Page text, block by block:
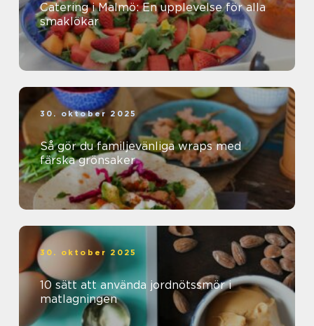
Catering i Malmö: En upplevelse för alla
smaklökar
30. oktober 2025
Så gör du familjevänliga wraps med
färska grönsaker
30. oktober 2025
10 sätt att använda jordnötssmör i
matlagningen